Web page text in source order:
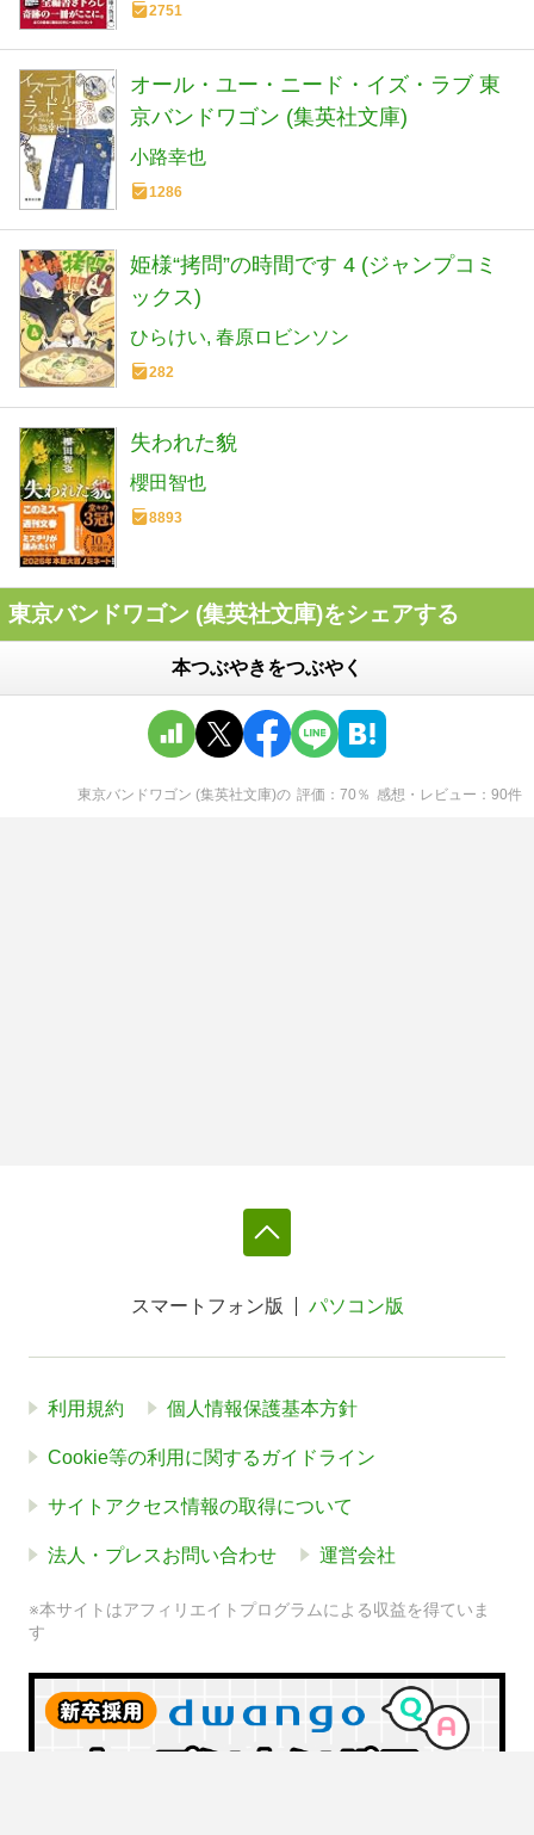
2751
オール・ユー・ニード・イズ・ラブ 東
京バンドワゴン (集英社文庫)
小路幸也
1286
姫様“拷問”の時間です 4 (ジャンプコミ
ックス)
ひらけい 春原ロビンソン
282
失われた貌
櫻田智也
8893
東京バンドワゴン (集英社文庫)をシェアする
本つぶやきをつぶやく
東京バンドワゴン (集英社文庫)の 評価 70 ％ 感想・レビュー 90件
スマートフォン版 パソコン版
利用規約 個人情報保護基本方針
Cookie等の利用に関するガイドライン
サイトアクセス情報の取得について
法人・プレスお問い合わせ 運営会社
※本サイトはアフィリエイトプログラムによる収益を得ていま
す